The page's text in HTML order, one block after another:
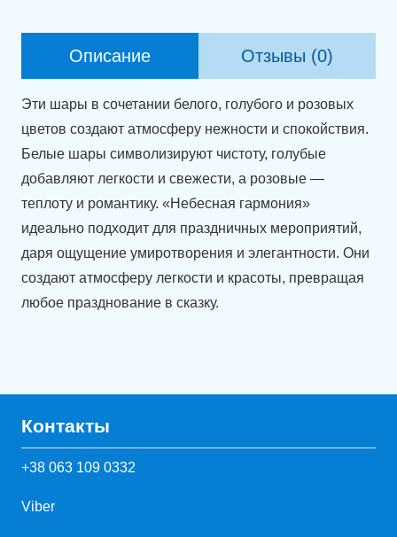
Описание Отзывы (0)
Эти шары в сочетании белого, голубого и розовых
цветов создают атмосферу нежности и спокойствия.
Белые шары символизируют чистоту, голубые
добавляют легкости и свежести, а розовые —
теплоту и романтику. «Небесная гармония»
идеально подходит для праздничных мероприятий,
даря ощущение умиротворения и элегантности. Они
создают атмосферу легкости и красоты, превращая
любое празднование в сказку.
Контакты
+38 063 109 0332
Viber